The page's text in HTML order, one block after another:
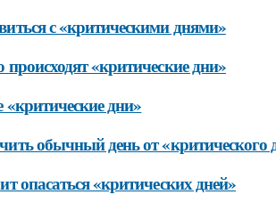
с «критическими днями»
происходят «критические дни»
«критические дни»
обычный день от «критического
опасаться «критических дней»